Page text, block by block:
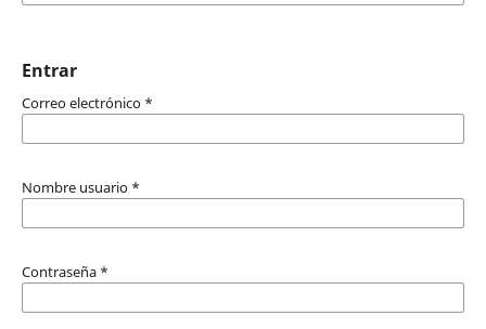
Entrar
Correo electrónico *
Nombre usuario *
Contraseña *